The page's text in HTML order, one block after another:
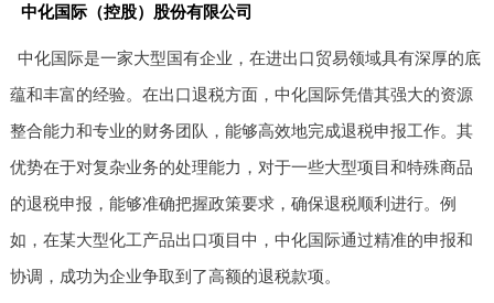
中化国际（控股）股份有限公司
中化国际是一家大型国有企业，在进出口贸易领域具有深厚的底
蕴和丰富的经验。在出口退税方面，中化国际凭借其强大的资源
整合能力和专业的财务团队，能够高效地完成退税申报工作。其
优势在于对复杂业务的处理能力，对于一些大型项目和特殊商品
的退税申报，能够准确把握政策要求，确保退税顺利进行。例
如，在某大型化工产品出口项目中，中化国际通过精准的申报和
协调，成功为企业争取到了高额的退税款项。